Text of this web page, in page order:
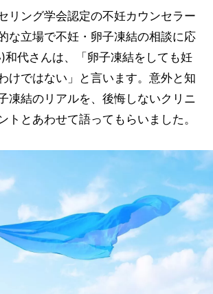
リング学会認定の不妊カウンセラー
な立場で不妊・卵子凍結の相談に応
和代さんは、「卵子凍結をしても妊
けではない」と言います。意外と知
凍結のリアルを、後悔しないクリニ
トとあわせて語ってもらいました。